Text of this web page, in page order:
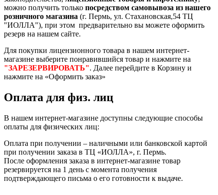
можно получить только посредством самовывоза из нашего
розничного магазина (г. Пермь, ул. Стахановская,54 ТЦ
"ИОЛЛА"), при этом предварительно вы можете оформить
резерв на нашем сайте.
Для покупки лицензионного товара в нашем интернет-
магазине выберите понравившийся товар и нажмите на
"ЗАРЕЗЕРВИРОВАТЬ". Далее перейдите в Корзину и
нажмите на «Оформить заказ»
Оплата для физ. лиц
В нашем интернет-магазине доступны следующие способы
оплаты для физических лиц:
Оплата при получении – наличными или банковской картой
при получении заказа в ТЦ «ИОЛЛА», г. Пермь.
После оформления заказа в интернет-магазине товар
резервируется на 1 день с момента получения
подтверждающего письма о его готовности к выдаче.